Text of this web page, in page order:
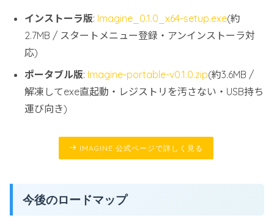
インストーラ版: Imagine_0.1.0_x64-setup.exe(約
2.7MB / スタートメニュー登録・アンインストーラ対
応)
ポータブル版: Imagine-portable-v0.1.0.zip(約3.6MB /
解凍してexe直起動・レジストリを汚さない・USB持ち
運び向き)
IMAGINE 公式ページで詳しく見る
今後のロードマップ